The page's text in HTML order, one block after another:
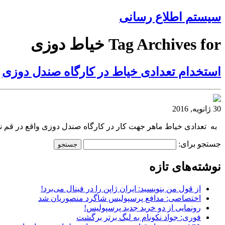
سیستم اطلاع رسانی
Tag Archives for خیاط دوزی
استخدام تعدادی خیاط در کارگاه صندل دوزی
30 ژانویه, 2016
به تعدادی خیاط ماهر جهت کار در کارگاه صندل دوزی واقع در قم نیازمندیم. تلفن
جستجو برای:
نوشته‌های تازه
از قول من بنویسید: ایران ژاپن را در فینال می‌برد!
اختصاصی: مدافع پرسپولیس شاگرد منصوریان شد
رونمایی از دو خرید جدید پرسپولیس!
فوری: جواد نکونام به لیگ برتر برگشت